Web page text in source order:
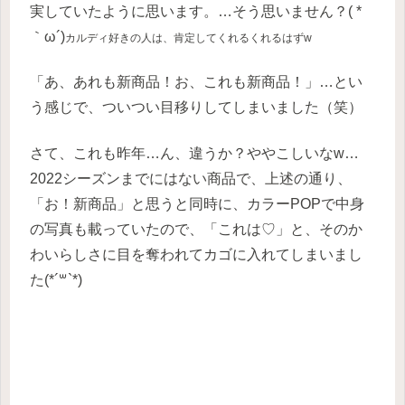
実していたように思います。…そう思いません？( *
｀ω´)カルディ好きの人は、 肯定してくれる くれるはずw
「あ、あれも新商品！お、これも新商品！」…とい
う感じで、ついつい目移りしてしまいました（笑）
さて、これも昨年…ん、違うか？ややこしいなw…
2022シーズンまでにはない商品で、上述の通り、
「お！新商品」と思うと同時に、カラーPOPで中身
の写真も載っていたので、「これは♡」と、そのか
わいらしさに目を奪われてカゴに入れてしまいまし
た(*´꒳`*)